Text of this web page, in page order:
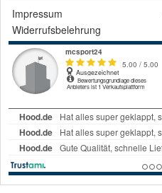
Impressum
Widerrufsbelehrung